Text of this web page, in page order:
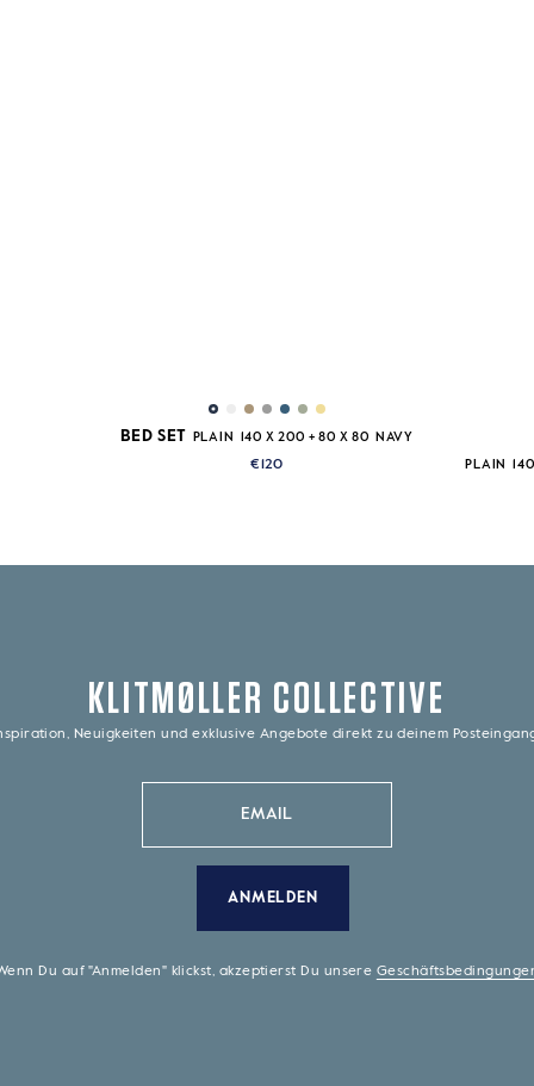
BED SET PLAIN 140 X 200 + 80 X 80 NAVY
€120 PLAIN
KLITMØLLER COLLECTIVE
Neuigkeiten und exklusive Angebote direkt zu deinem
ANMELDEN
Du auf "Anmelden" klickst, akzeptierst Du unsere